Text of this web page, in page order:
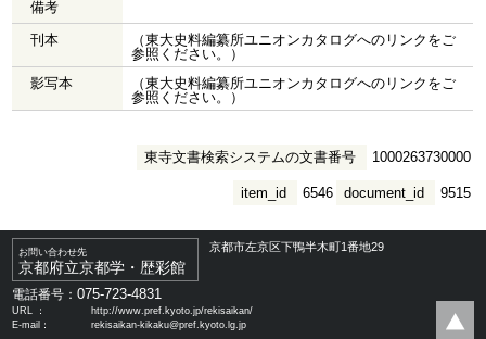
備考
刊本
（東大史料編纂所ユニオンカタログへのリンクをご
参照ください。）
影写本
（東大史料編纂所ユニオンカタログへのリンクをご
参照ください。）
東寺文書検索システムの文書番号 1000263730000
document_id 9515
item_id 6546
お問い合わせ先
京都府立京都学・歴彩館
京都市左京区下鴨半木町1番地29
電話番号：075-723-4831
URL ：
http://www.pref.kyoto.jp/rekisaikan/
E-mail：
rekisaikan-kikaku@pref.kyoto.lg.jp